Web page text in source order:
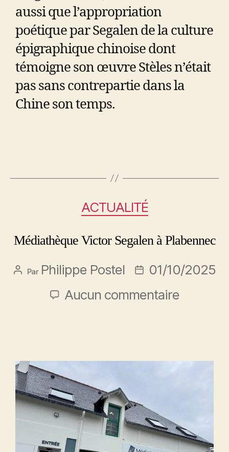
aussi que l’appropriation
poétique par Segalen de la culture
épigraphique chinoise dont
témoigne son œuvre Stèles n’était
pas sans contrepartie dans la
Chine son temps.
ACTUALITÉ
Médiathèque Victor Segalen à Plabennec
Par Philippe Postel
01/10/2025
Aucun commentaire